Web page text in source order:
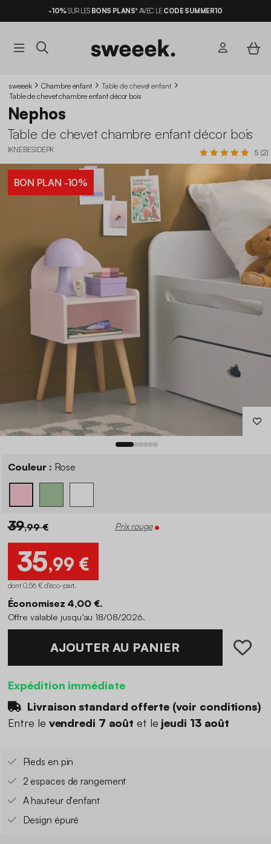
-10%SUR LES BONS PLANS*AVEC LE CODE SUMMER10
sweeek Chambre enfant
Table de chevet enfant
Table de chevet chambre enfant décor bois
Nephos
Table de chevet chambre enfant décor bois
IKNEBESIDEPK 5 (2)
BON PLAN -10%
Couleur : Rose
39,99 € Prix rouge
35,99 €
dont 0,56 € d'éco-part.
Économisez 4,00 €.
Offre valable jusqu’au 18/08/2026.
AJOUTER AU PANIER
Expédition immédiate
Livraison standard offerte (voir conditions)
Entre le vendredi 7 août et le jeudi 13 août
Pieds en pin
2 espaces de rangement
A hauteur d'enfant
Design épuré